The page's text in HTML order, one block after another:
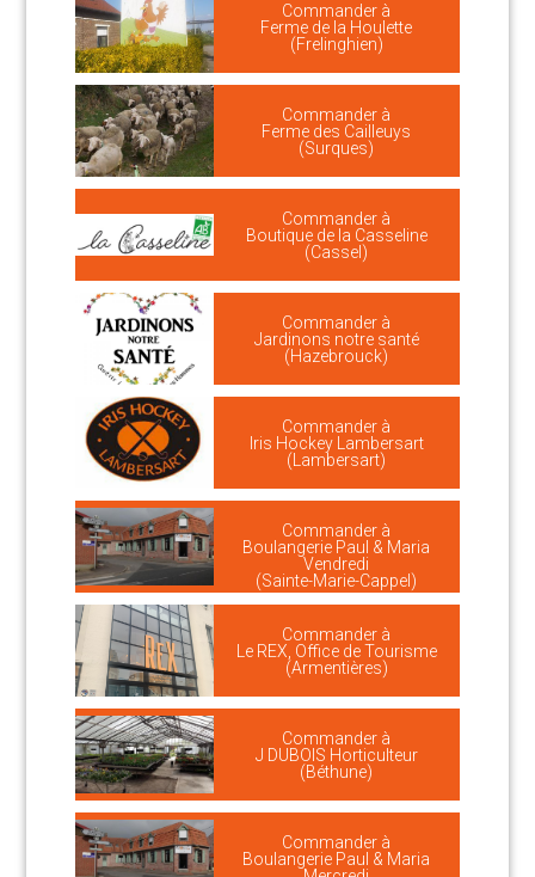
Commander à
Ferme de la Houlette
(Frelinghien)
Commander à
Ferme des Cailleuys
(Surques)
Commander à
Boutique de la Casseline
(Cassel)
Commander à
Jardinons notre santé
(Hazebrouck)
Commander à
Iris Hockey Lambersart
(Lambersart)
Commander à
Boulangerie Paul & Maria
Vendredi
(Sainte-Marie-Cappel)
Commander à
Le REX, Office de Tourisme
(Armentières)
Commander à
J DUBOIS Horticulteur
(Béthune)
Commander à
Boulangerie Paul & Maria